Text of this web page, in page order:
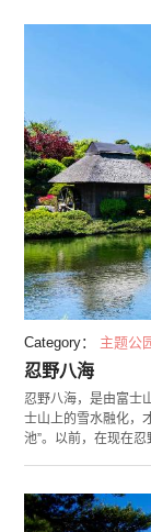
Category： 主题公
忍野八海
忍野八海，是由富士
士山上的雪水融化，
池”。以前，在现在
到富士山顶。据说曾
攀登富士山以前，要